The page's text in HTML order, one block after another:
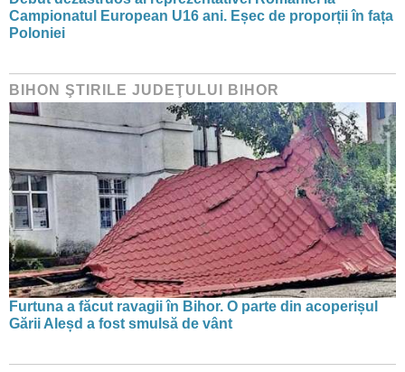
Campionatul European U16 ani. Eșec de proporții în fața
Poloniei
BIHON ŞTIRILE JUDEŢULUI BIHOR
Furtuna a făcut ravagii în Bihor. O parte din acoperișul
Gării Aleșd a fost smulsă de vânt